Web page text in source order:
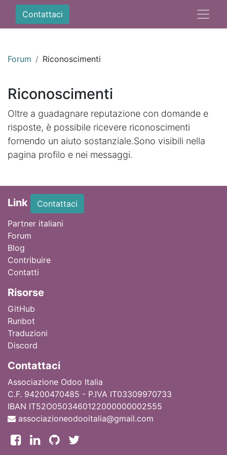
Contattaci
Forum Riconoscimenti
Riconoscimenti
Oltre a guadagnare reputazione con domande e
risposte, è possibile ricevere riconoscimenti
fornendo un aiuto sostanziale.Sono visibili nella
pagina profilo e nei messaggi.
Link
Contattaci
Partner italiani
Forum
Blog
Contribuire
Contatti
Risorse
GitHub
Runbot
Traduzioni
Discord
Contattaci
Associazione Odoo Italia
C.F. 94200470485 - P.IVA IT03309970733
IBAN IT52O0503460122000000002555
associazioneodooitalia@gmail.com